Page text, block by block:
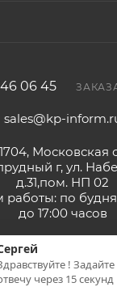
06 45
sales@kp-
Московская
г, ул.
д.31,пом. НП 02
работы: по
до 17:00 часов
!
через 15 секунд